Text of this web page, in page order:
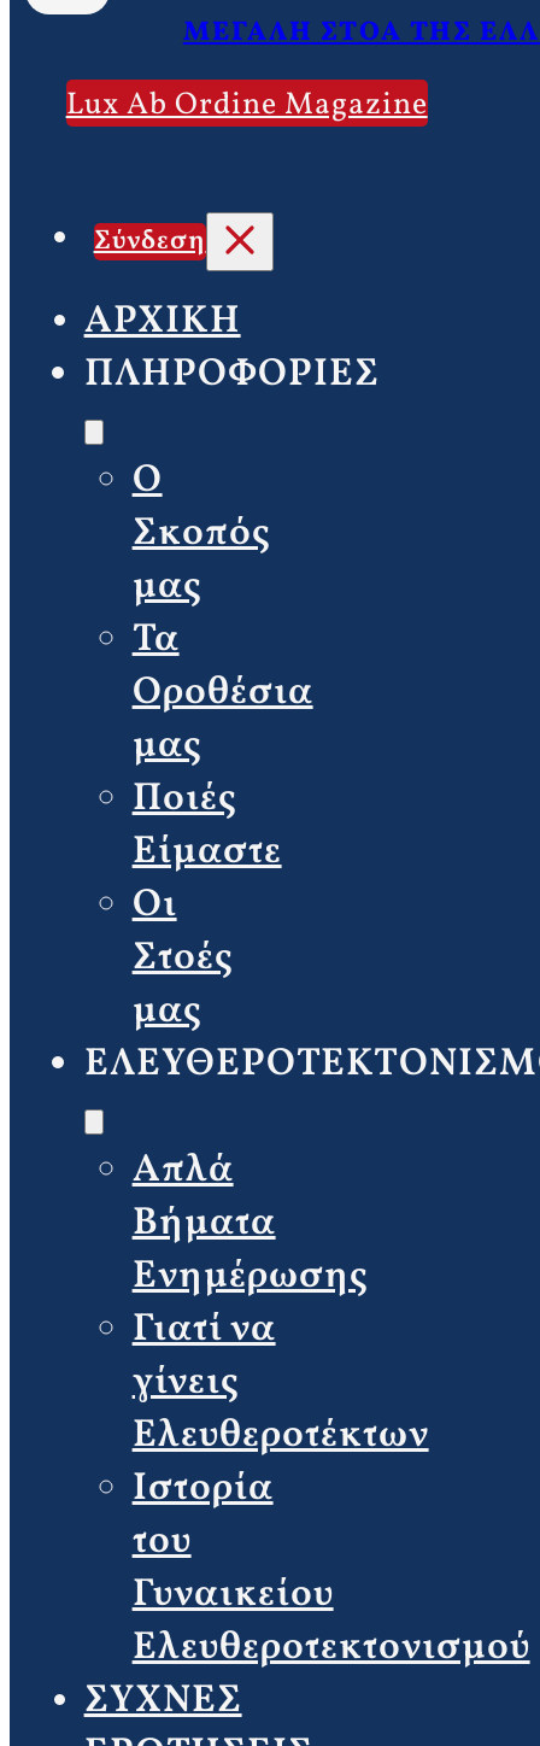
ΜΕΓΑΛΗ ΣΤΟΑ ΤΗΣ
Lux Ab Ordine Magazine
Σύνδεση
ΑΡΧΙΚΗ
ΠΛΗΡΟΦΟΡΙΕΣ
Ο
Σκοπός
μας
Τα
Οροθέσια
μας
Ποιές
Είμαστε
Οι
Στοές
μας
Απλά
Βήματα
Ενημέρωσης
Γιατί να
γίνεις
Ελευθεροτέκτων
Ιστορία
του
Γυναικείου
Ελευθεροτεκτονισμού
ΣΥΧΝΕΣ